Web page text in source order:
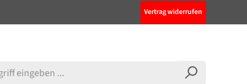
Vertrag widerrufen